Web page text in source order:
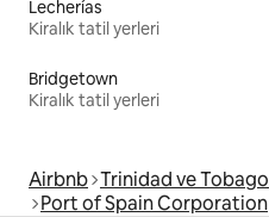
Lecherías
Kiralık tatil yerleri
Bridgetown
Kiralık tatil yerleri
Airbnb Trinidad ve Tobago
Port of Spain Corporation